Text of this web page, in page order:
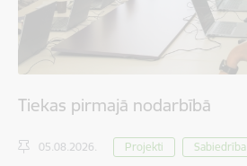
Tiekas pirmajā nodarbībā
05.08.2026. Projekti Sabiedrība